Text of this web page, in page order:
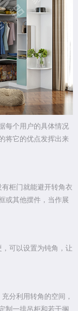
每个用户的具体情况
将它的优点发挥出来
柜门就能避开转角衣
或其他摆件，当作展
可以设置为钝角，让
分利用转角的空间，
制一排吊柜和若干搁